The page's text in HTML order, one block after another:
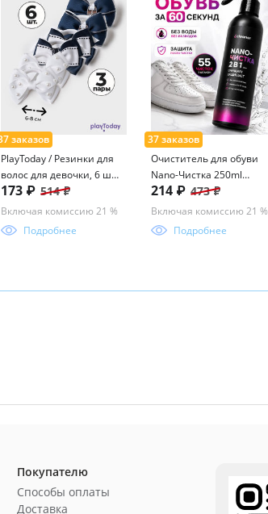
PlayToday / Резинки для
волос для девочки, 6 шт
в комплекте
173 ₽ 514 ₽
Включая комиссию 21 %
Подробнее
Очиститель для обуви
Nano-Чистка 250ml
icleaner
214 ₽ 473 ₽
Включая комиссию 21 %
Подробнее
Покупателю
Способы оплаты
Доставка